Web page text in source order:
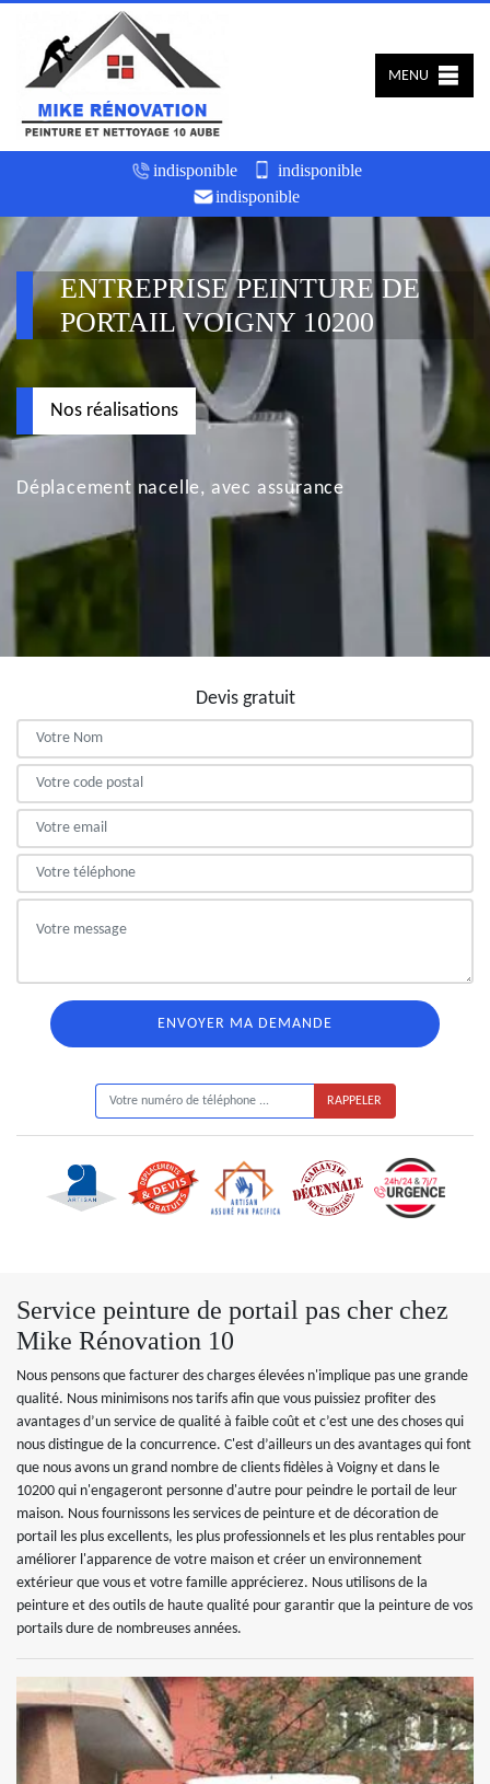
indisponible
indisponible
indisponible
MENU
ENTREPRISE PEINTURE DE
PORTAIL VOIGNY 10200
Nos réalisations
Déplacement nacelle, avec assurance
Devis gratuit
Service peinture de portail pas cher chez
Mike Rénovation 10
Nous pensons que facturer des charges élevées n'implique pas une grande
qualité. Nous minimisons nos tarifs afin que vous puissiez profiter des
avantages d’un service de qualité à faible coût et c’est une des choses qui
nous distingue de la concurrence. C'est d’ailleurs un des avantages qui font
que nous avons un grand nombre de clients fidèles à Voigny et dans le
10200 qui n'engageront personne d'autre pour peindre le portail de leur
maison. Nous fournissons les services de peinture et de décoration de
portail les plus excellents, les plus professionnels et les plus rentables pour
améliorer l'apparence de votre maison et créer un environnement
extérieur que vous et votre famille apprécierez. Nous utilisons de la
peinture et des outils de haute qualité pour garantir que la peinture de vos
portails dure de nombreuses années.